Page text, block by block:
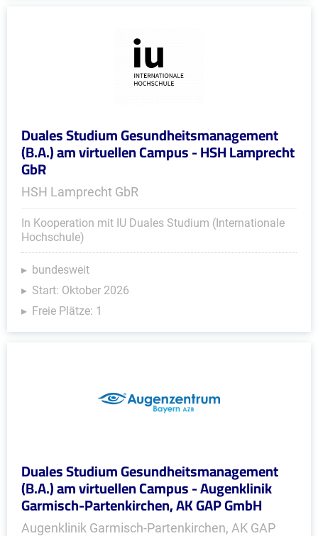
Duales Studium Gesundheitsmanagement
(B.A.) am virtuellen Campus - HSH Lamprecht
GbR
HSH Lamprecht GbR
In Kooperation mit IU Duales Studium (Internationale
Hochschule)
bundesweit
Start: Oktober 2026
Freie Plätze: 1
Duales Studium Gesundheitsmanagement
(B.A.) am virtuellen Campus - Augenklinik
Garmisch-Partenkirchen, AK GAP GmbH
Augenklinik Garmisch-Partenkirchen, AK GAP